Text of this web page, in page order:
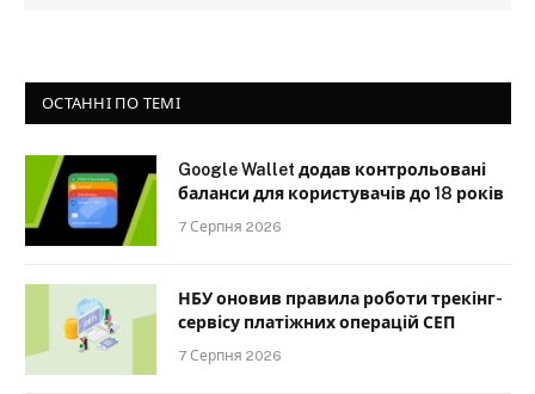
ОСТАННІ ПО ТЕМІ
Google Wallet додав контрольовані
баланси для користувачів до 18 років
7 Серпня 2026
НБУ оновив правила роботи трекінг-
сервісу платіжних операцій СЕП
7 Серпня 2026